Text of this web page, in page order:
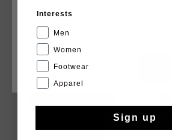
QUIZÁ TU GUSTA ESTO
CANCEL
Interests
Men
Women
Footwear
Apparel
Sign up